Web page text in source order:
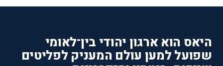
היאס הוא ארגון יהודי בין־לאומי
שפועל למען עולם המעניק לפליטים